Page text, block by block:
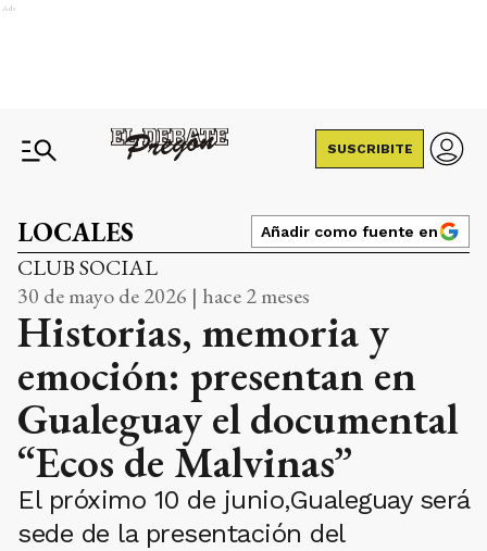
Ads
SUSCRIBITE
LOCALES Añadir como fuente en
CLUB SOCIAL
30 de mayo de 2026 | hace 2 meses
Historias, memoria y
emoción: presentan en
Gualeguay el documental
“Ecos de Malvinas”
El próximo 10 de junio,Gualeguay será
sede de la presentación del